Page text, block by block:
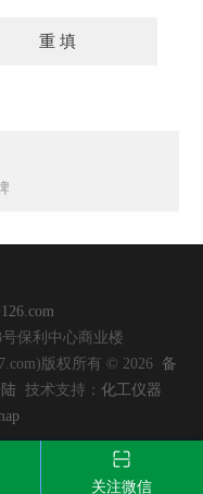
保利中心商业楼
版权所有 © 2026 备
技术支持： 化工仪器
关注微信